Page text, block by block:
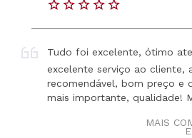
Tudo foi excelente, ótimo
excelente serviço ao cliente,
recomendável, bom preço e
mais importante, qualidade!
MAIS